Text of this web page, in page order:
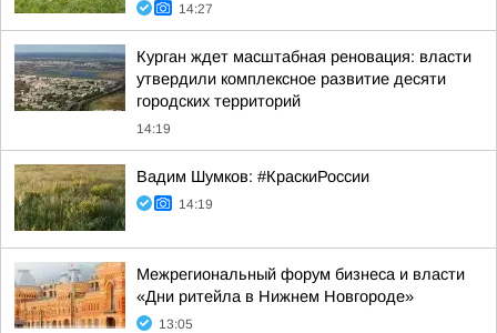
14:27
Курган ждет масштабная реновация: власти
утвердили комплексное развитие десяти
городских территорий
14:19
Вадим Шумков: #КраскиРоссии
14:19
Межрегиональный форум бизнеса и власти
«Дни ритейла в Нижнем Новгороде»
13:05